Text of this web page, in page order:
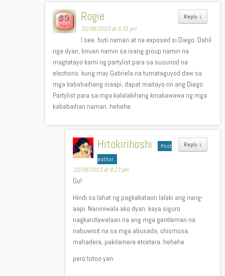
Reply ↓
Rogie
10/08/2013 at 5:31 pm
I see. buti naman at na exposed si Diego. Dahil
nga dyan, biruan namin sa isang group namin na
magtatayo kami ng partylist para sa susunod na
elections. kung may Gabriela na tumataguyod daw sa
mga kababaihang inaapi, dapat maitayo rin ang Diego
Partylist para sa mga kalalakihang kinakawawa ng mga
kababaihan naman. hehehe
Reply ↓
Hitokirihoshi
Post
author
10/08/2013 at 8:23 pm
Go!
Hindi sa lahat ng pagkakataon lalaki ang nang-
aapi. Naniniwala ako dyan. kaya siguro
nagkandawalaan na ang mga gentleman na
nabuwisit na sa mga abusada, chismosa,
mahadera, pakilamera etcetera. hehehe
pero totoo yan.